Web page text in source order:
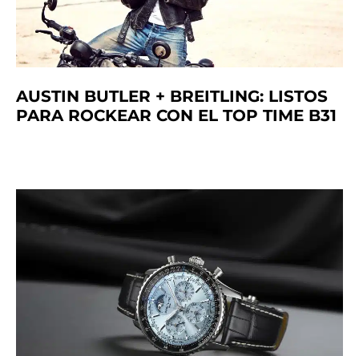
AUSTIN BUTLER + BREITLING: LISTOS
PARA ROCKEAR CON EL TOP TIME B31